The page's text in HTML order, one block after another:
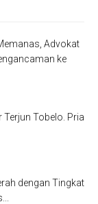
Advokat
ke
Terjun Tobelo. Pria
dengan Tingkat